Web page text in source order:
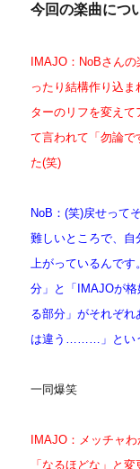
今回の楽曲につ
IMAJO：NoBさん
ったり結構作り込
ターのリフを変えて
て言われて「勿論で
た(笑)
NoB：(笑)戻せって
難しいところで、
上がっているんで
分」と「IMAJOが
る部分」がそれぞ
は違う………」とい
一同爆笑
IMAJO：メッチャ
「なるほどな」と